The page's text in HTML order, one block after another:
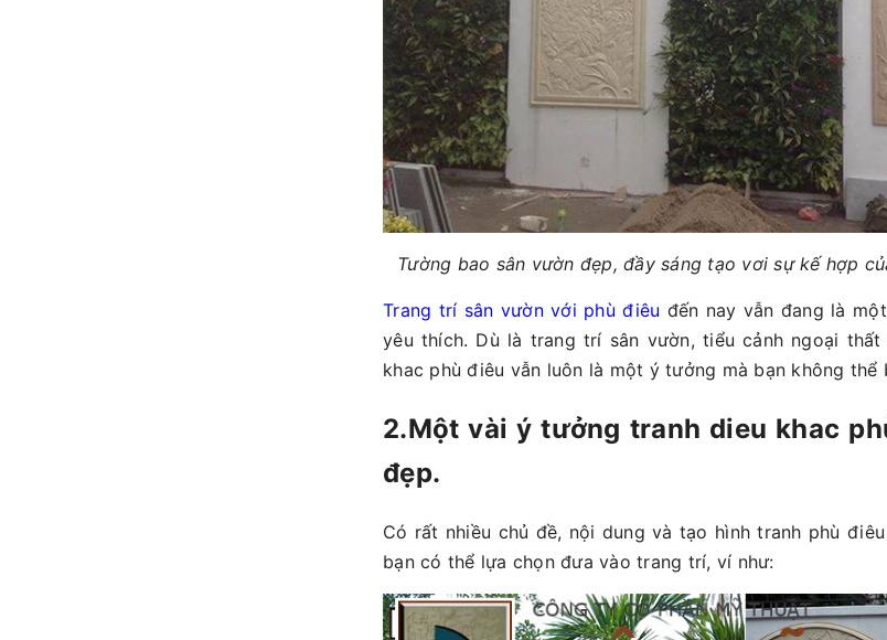
Tường bao sân vườn đẹp, đầy sáng tạo vơi sự kế hợp
Trang trí sân vườn với phù điêu đến nay vẫn đang là
yêu thích. Dù là trang trí sân vườn, tiểu cảnh ngoại thất
khac phù điêu vẫn luôn là một ý tưởng mà bạn không thể
2.Một vài ý tưởng tranh dieu khac
đẹp.
Có rất nhiều chủ đề, nội dung và tạo hình tranh phù
bạn có thể lựa chọn đưa vào trang trí, ví như: